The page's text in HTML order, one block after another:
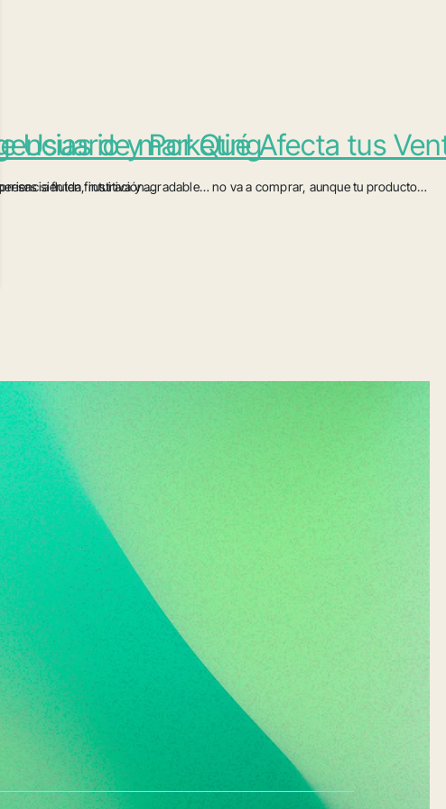
de marketing
sienten frustración…
Usuario y Por Qué Afecta tus
fluida, intuitiva y agradable… no va a comprar, aunque tu producto…